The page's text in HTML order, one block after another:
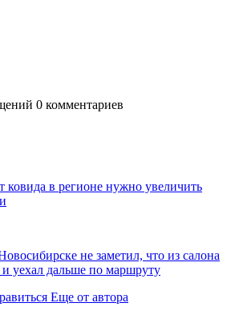
0 комментариев
в регионе нужно увеличить
не заметил, что из салона
уехал дальше по маршруту
Еще от автора